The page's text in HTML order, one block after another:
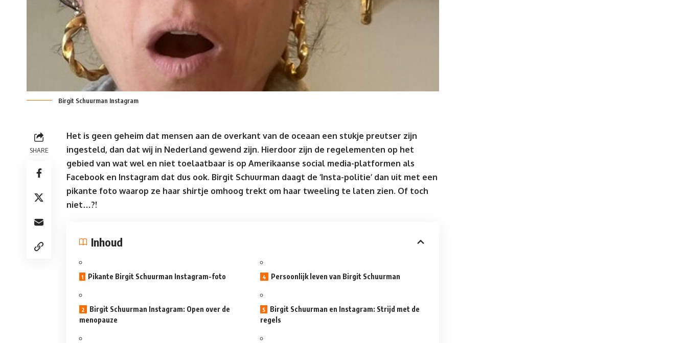
Birgit Schuurman Instagram
SHARE
Het is geen geheim dat mensen aan de overkant van de oceaan een stukje preutser zijn
ingesteld, dan dat wij in Nederland gewend zijn. Hierdoor zijn de regelementen op het
gebied van wat wel en niet toelaatbaar is op Amerikaanse social media-platformen als
Facebook en Instagram dat dus ook. Birgit Schuurman daagt de ‘Insta-politie’ dan uit met een
pikante foto waarop ze haar shirtje omhoog trekt om haar tweeling te laten zien. Of toch
niet…?!
Inhoud
Pikante Birgit Schuurman Instagram-foto
Birgit Schuurman Instagram: Open over de
menopauze
Persoonlijk leven van Birgit Schuurman
Birgit Schuurman en Instagram: Strijd met de
regels